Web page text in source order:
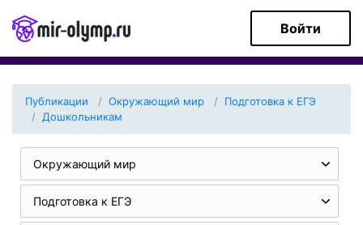
Войти
Публикации Окружающий мир
Подготовка к ЕГЭ
Дошкольникам
Окружающий мир
Подготовка к ЕГЭ